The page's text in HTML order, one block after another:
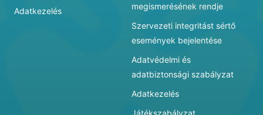
Adatkezelés
megismerésének rendje
Szervezeti integritást sértő
események bejelentése
Adatvédelmi és
adatbiztonsági szabályzat
Adatkezelés
Játékszabályzat